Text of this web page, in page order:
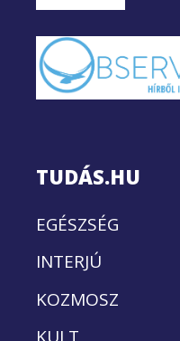
TUDÁS.HU
EGÉSZSÉG
INTERJÚ
KOZMOSZ